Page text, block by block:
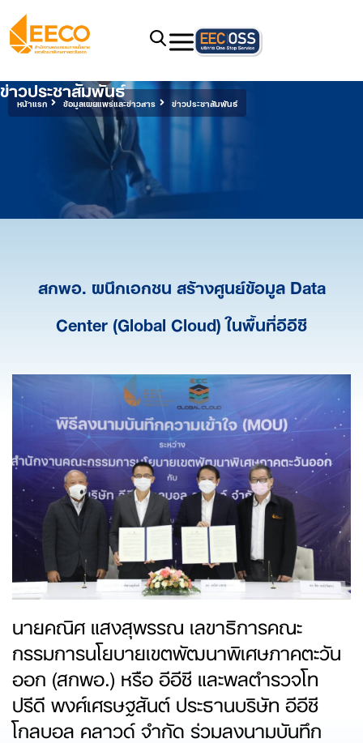
หน้าแรก ข้อมูลเผยแพร่และข่าวสาร ข่าวประชาสัมพันธ์
ข่าวประชาสัมพันธ์
สกพอ. ผนึกเอกชน สร้างศูนย์ข้อมูล Data
Center (Global Cloud) ในพื้นที่อีอีซี
นายคณิศ แสงสุพรรณ เลขาธิการคณะ
กรรมการนโยบายเขตพัฒนาพิเศษภาคตะวัน
ออก (สกพอ.) หรือ อีอีซี และพลตำรวจโท
ปรีดี พงศ์เศรษฐสันต์ ประธานบริษัท อีอีซี
โกลบอล คลาวด์ จำกัด ร่วมลงนามบันทึก